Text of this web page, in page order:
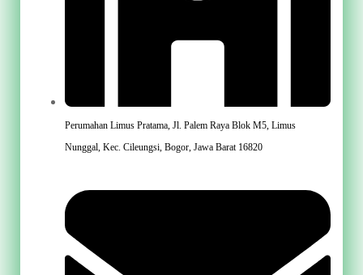
Perumahan Limus Pratama, Jl. Palem Raya Blok M5, Limus
Nunggal, Kec. Cileungsi, Bogor, Jawa Barat 16820